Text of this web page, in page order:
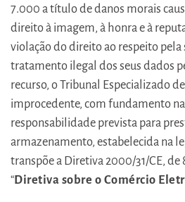
7.000 a título de danos morais
direito à imagem, à honra e à
violação do direito ao respeito pela
tratamento ilegal dos seus dados
recurso, o Tribunal Especializado
improcedente, com fundamento
responsabilidade prevista para
armazenamento, estabelecida na
transpõe a Diretiva 2000/31/CE,
“Diretiva sobre o Comércio